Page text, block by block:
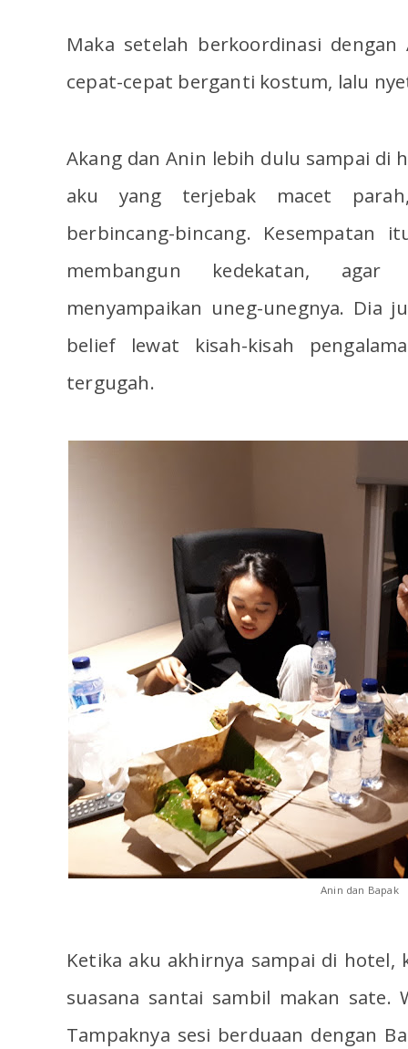
Maka setelah berkoordinasi
cepat-cepat berganti kostum, lalu
Akang dan Anin lebih dulu sampai di
aku yang terjebak macet
berbincang-bincang. Kesempatan
membangun kedekatan,
menyampaikan uneg-unegnya. Dia
belief lewat kisah-kisah
tergugah.
Anin dan Bapak
Ketika aku akhirnya sampai di
suasana santai sambil makan
Tampaknya sesi berduaan dengan